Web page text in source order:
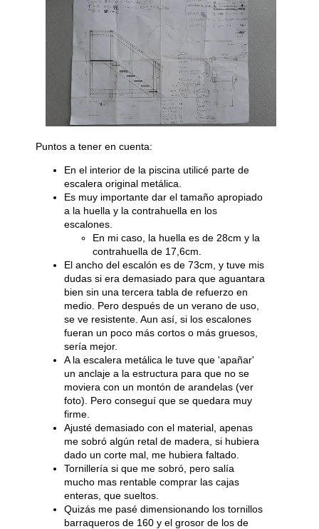
Puntos a tener en cuenta:
En el interior de la piscina utilicé parte de
escalera original metálica.
Es muy importante dar el tamaño apropiado
a la huella y la contrahuella en los
escalones.
En mi caso, la huella es de 28cm y la
contrahuella de 17,6cm.
El ancho del escalón es de 73cm, y tuve mis
dudas si era demasiado para que aguantara
bien sin una tercera tabla de refuerzo en
medio. Pero después de un verano de uso,
se ve resistente. Aun así, si los escalones
fueran un poco más cortos o más gruesos,
sería mejor.
A la escalera metálica le tuve que 'apañar'
un anclaje a la estructura para que no se
moviera con un montón de arandelas (ver
foto). Pero conseguí que se quedara muy
firme.
Ajusté demasiado con el material, apenas
me sobró algún retal de madera, si hubiera
dado un corte mal, me hubiera faltado.
Tornillería si que me sobró, pero salía
mucho mas rentable comprar las cajas
enteras, que sueltos.
Quizás me pasé dimensionando los tornillos
barraqueros de 160 y el grosor de los de